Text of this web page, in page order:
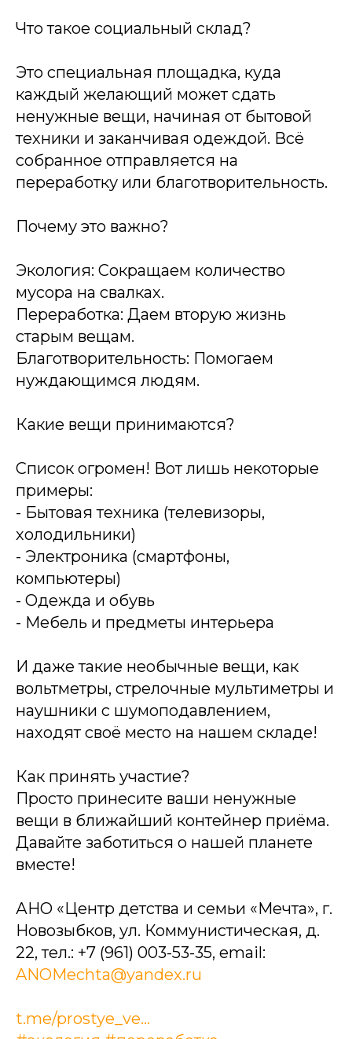
Что такое социальный склад?
Это специальная площадка, куда
каждый желающий может сдать
ненужные вещи, начиная от бытовой
техники и заканчивая одеждой. Всё
собранное отправляется на
переработку или благотворительность.
Почему это важно?
Экология: Сокращаем количество
мусора на свалках.
Переработка: Даем вторую жизнь
старым вещам.
Благотворительность: Помогаем
нуждающимся людям.
Какие вещи принимаются?
Список огромен! Вот лишь некоторые
примеры:
- Бытовая техника (телевизоры,
холодильники)
- Электроника (смартфоны,
компьютеры)
- Одежда и обувь
- Мебель и предметы интерьера
И даже такие необычные вещи, как
вольтметры, стрелочные мультиметры и
наушники с шумоподавлением,
находят своё место на нашем складе!
Как принять участие?
Просто принесите ваши ненужные
вещи в ближайший контейнер приёма.
Давайте заботиться о нашей планете
вместе!
АНО «Центр детства и семьи «Мечта», г.
Новозыбков, ул. Коммунистическая, д.
22, тел.: +7 (961) 003-53-35, email:
ANOMechta@yandex.ru
t.me/prostye_ve...